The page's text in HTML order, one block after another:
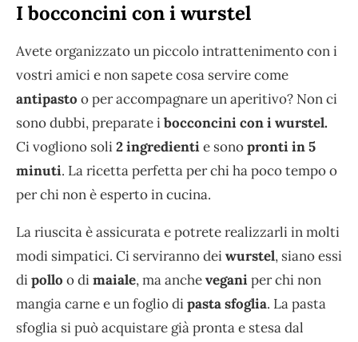
I bocconcini con i wurstel
Avete organizzato un piccolo intrattenimento con i
vostri amici e non sapete cosa servire come
antipasto o per accompagnare un aperitivo? Non ci
sono dubbi, preparate ibocconcini con i wurstel.
Ci vogliono soli2 ingredientie sonopronti in 5
minuti. La ricetta perfetta per chi ha poco tempo o
per chi non è esperto in cucina.
La riuscita è assicurata e potrete realizzarli in molti
modi simpatici. Ci serviranno deiwurstel, siano essi
dipollo o dimaiale, ma ancheveganiper chi non
mangia carne e un foglio dipasta sfoglia. La pasta
sfoglia si può acquistare già pronta e stesa dal